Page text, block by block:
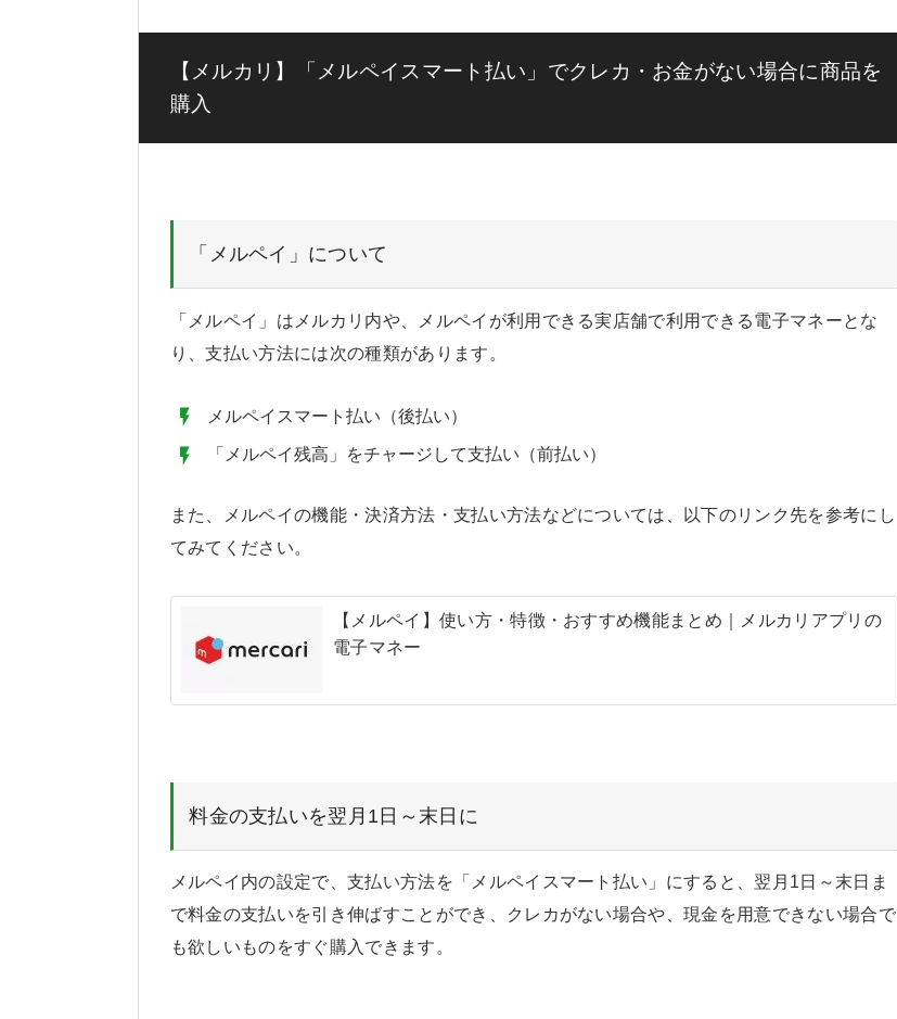
【メルカリ】「メルペイスマート払い」でクレカ・お金がない場合に商品を
購入
「メルペイ」について
「メルペイ」はメルカリ内や、メルペイが利用できる実店舗で利用できる電子マネーとな
り、支払い方法には次の種類があります。
メルペイスマート払い（後払い）
「メルペイ残高」をチャージして支払い（前払い）
また、メルペイの機能・決済方法・支払い方法などについては、以下のリンク先を参考にし
てみてください。
【メルペイ】使い方・特徴・おすすめ機能まとめ｜メルカリアプリの
電子マネー
料金の支払いを翌月1日～末日に
メルペイ内の設定で、支払い方法を「メルペイスマート払い」にすると、翌月1日～末日ま
で料金の支払いを引き伸ばすことができ、クレカがない場合や、現金を用意できない場合で
も欲しいものをすぐ購入できます。